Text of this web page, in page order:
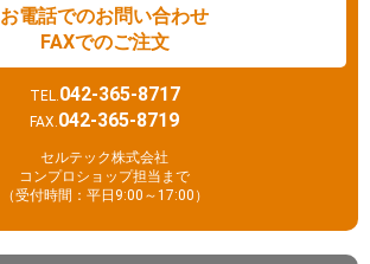
お電話でのお問い合わせ
FAXでのご注文
TEL.042-365-8717
FAX.042-365-8719
セルテック株式会社
コンプロショップ担当まで
（受付時間：平日9:00～17:00）